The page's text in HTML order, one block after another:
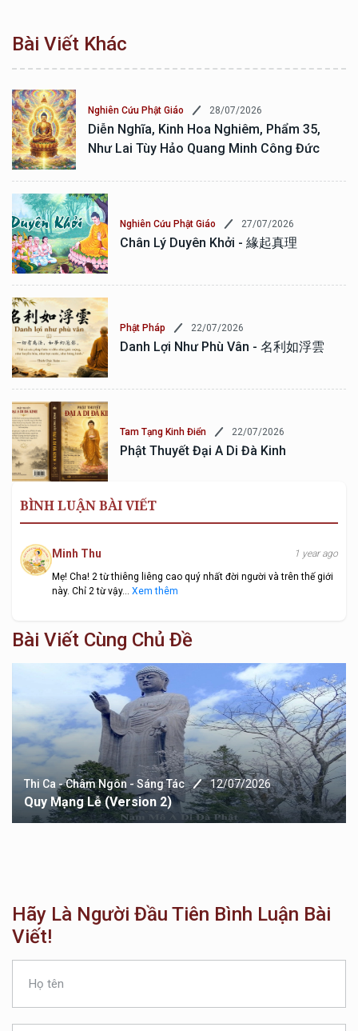
Bài Viết Khác
Nghiên Cứu Phật Giáo 28/07/2026
Diễn Nghĩa, Kinh Hoa Nghiêm, Phẩm 35,
Như Lai Tùy Hảo Quang Minh Công Đức
Nghiên Cứu Phật Giáo 27/07/2026
Chân Lý Duyên Khởi - 緣起真理
Phật Pháp 22/07/2026
Danh Lợi Như Phù Vân - 名利如浮雲
Tam Tạng Kinh Điển 22/07/2026
Phật Thuyết Đại A Di Đà Kinh
BÌNH LUẬN BÀI VIẾT
Minh Thu 1 year ago
Mẹ! Cha! 2 từ thiêng liêng cao quý nhất đời người và trên thế giới
này. Chỉ 2 từ vậy... Xem thêm
Bài Viết Cùng Chủ Đề
Sáng Tác 12/07/2026
2)
Thi Ca - Châm Ngôn
Quy Mạng Lễ
Hãy Là Người Đầu Tiên Bình Luận Bài
Viết!